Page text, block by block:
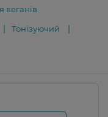
веганів
Тонізуючий